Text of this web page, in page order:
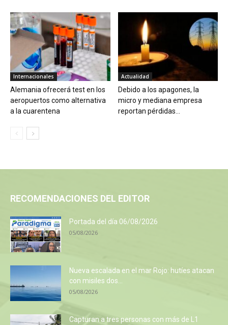
Internacionales
Alemania ofrecerá test en los
aeropuertos como alternativa
a la cuarentena
Actualidad
Debido a los apagones, la
micro y mediana empresa
reportan pérdidas...
RECOMENDACIONES DEL EDITOR
Portada del día 06/08/2026
05/08/2026
Nueva escalada en el mar Rojo: hutíes atacan
con misiles dos...
05/08/2026
Capturan a tres personas con más de L1